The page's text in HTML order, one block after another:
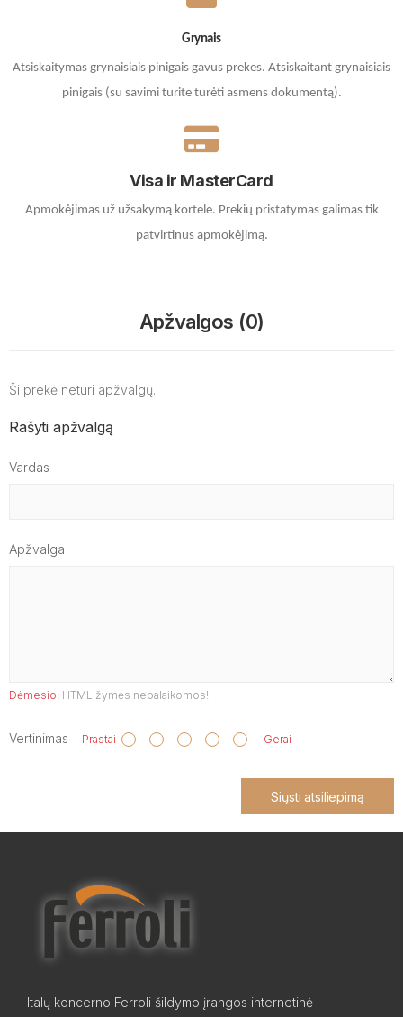
Grynais
Atsiskaitymas grynaisiais pinigais gavus prekes. Atsiskaitant grynaisiais
pinigais (su savimi turite turėti asmens dokumentą).
Visa ir MasterCard
Apmokėjimas už užsakymą kortele. Prekių pristatymas galimas tik
patvirtinus apmokėjimą.
Apžvalgos (0)
Ši prekė neturi apžvalgų.
Rašyti apžvalgą
Vardas
Apžvalga
Dėmesio: HTML žymės nepalaikomos!
Vertinimas Prastai Gerai
Siųsti atsiliepimą
Italų koncerno Ferroli šildymo įrangos internetinė